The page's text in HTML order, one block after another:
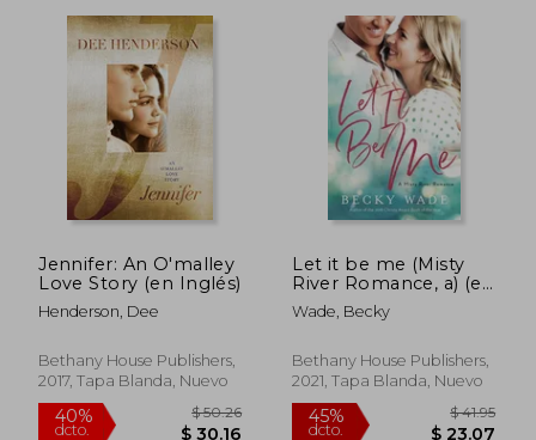
45%
dcto.
$ 39.90 40%
dcto.
Jennifer: An O'malley
Love Story (en Inglés)
Henderson, Dee
Bethany House Publishers,
2017, Tapa Blanda, Nuevo
Let it be me (Misty
River Romance, a) (en
Inglés)
Wade, Becky
Bethany House Publishers,
2021, Tapa Blanda, Nuevo